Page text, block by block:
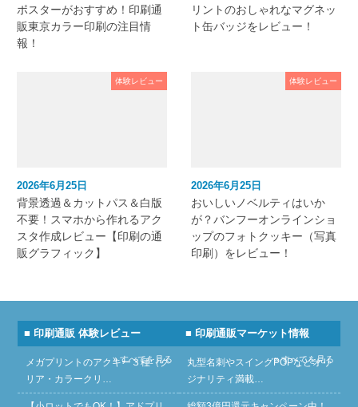
ポスターがおすすめ！印刷通
販東京カラー印刷の注目情
報！
リントのおしゃれなマグネッ
ト缶バッジをレビュー！
体験レビュー
2026年6月25日
背景透過＆カットパス＆白版
不要！スマホから作れるアク
スタ作成レビュー【印刷の通
販グラフィック】
体験レビュー
2026年6月25日
おいしいノベルティはいか
が？バンフーオンラインショ
ップのフォトクッキー（写真
印刷）をレビュー！
■ 印刷通販 体験レビュー
» すべてを見る
メガプリントのアクキー３種（ク
リア・カラークリ…
■ 印刷通販マーケット情報
» すべてを見る
丸型名刺やスイングPOPなどオリ
ジナリティ満載…